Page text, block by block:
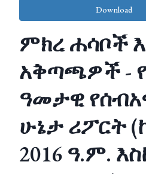
Download
ምክረ ሐሳቦች
አቅጣጫዎች -
ዓመታዊ
ሁኔታ ሪፖርት
2016 ዓ.ም.